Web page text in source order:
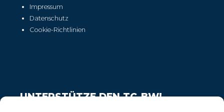
Impressum
Datenschutz
Cookie-Richtlinien
UNTERSTÜTZE DEN TC-BW!